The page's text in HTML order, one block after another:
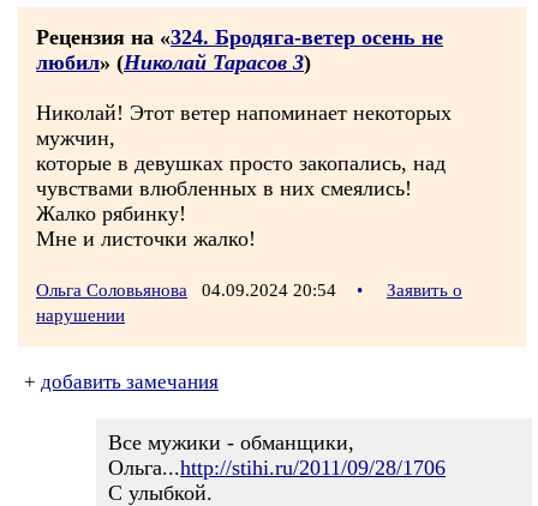
Рецензия на «324. Бродяга-ветер осень не
любил» (Николай Тарасов 3)
Николай! Этот ветер напоминает некоторых
мужчин,
которые в девушках просто закопались, над
чувствами влюбленных в них смеялись!
Жалко рябинку!
Мне и листочки жалко!
Ольга Соловьянова 04.09.2024 20:54 •
Заявить о
нарушении
+ добавить замечания
Все мужики - обманщики,
Ольга...http://stihi.ru/2011/09/28/1706
С улыбкой.